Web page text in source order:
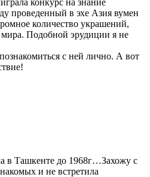
проведенный в эхе Азия вумен
количество украшений,
мира. Подобной эрудиции я не
с ней лично. А вот
в Ташкенте до 1968г…Захожу с
и не встретила